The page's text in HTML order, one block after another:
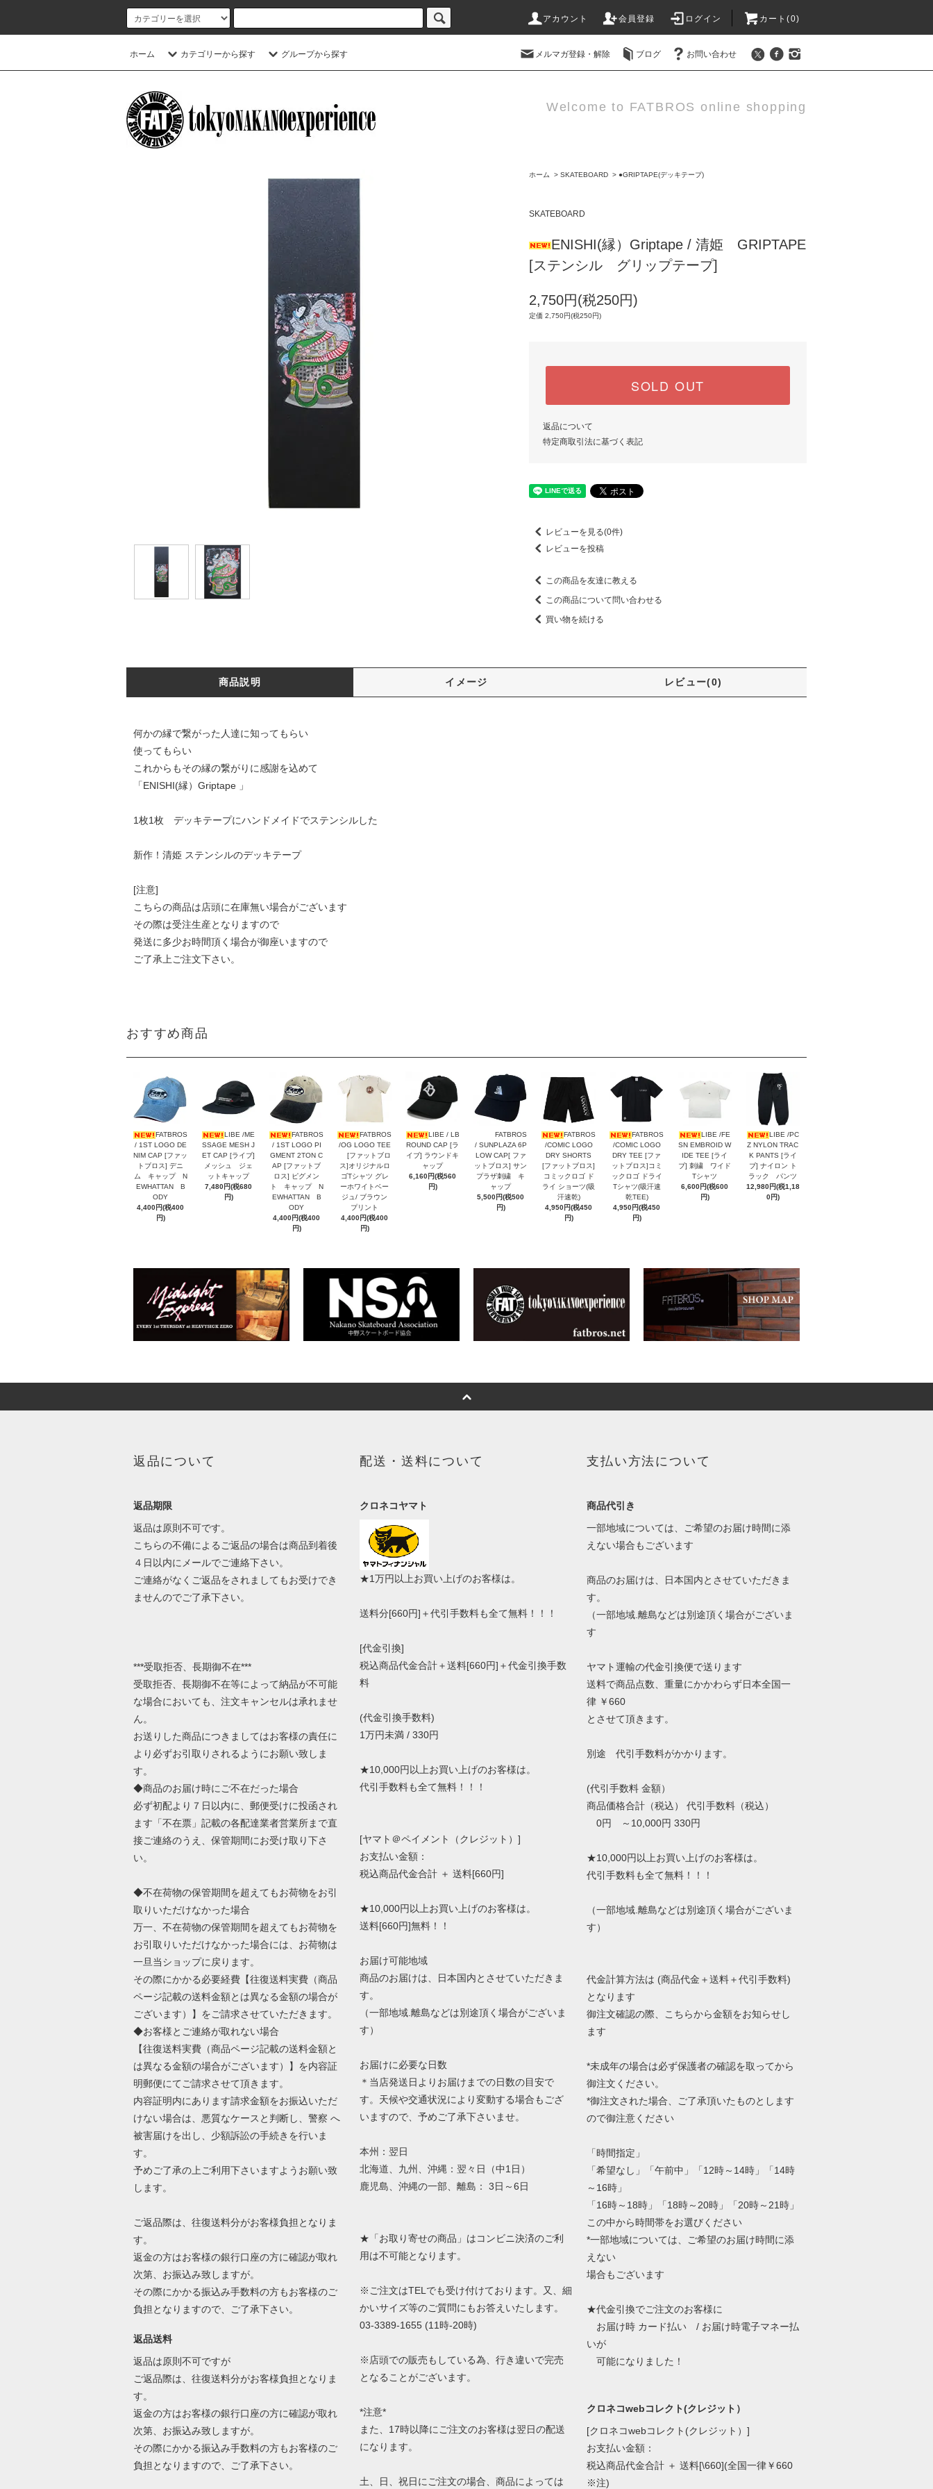
アカウント 会員登録 ログイン カート(0)
ホーム カテゴリーから探す グループから探す メルマガ登録・解除 ブログ お問い合わせ
Welcome to FATBROS online shopping
ホーム > SKATEBOARD > ●GRIPTAPE(デッキテープ)
SKATEBOARD
ENISHI(縁）Griptape / 清姫 GRIPTAPE
[ステンシル グリップテープ]
2,750円(税250円)
定価 2,750円(税250円)
SOLD OUT
返品について
特定商取引法に基づく表記
レビューを見る(0件)
レビューを投稿
この商品を友達に教える
この商品について問い合わせる
買い物を続ける
商品説明 イメージ レビュー(0)
何かの縁で繋がった人達に知ってもらい
使ってもらい
これからもその縁の繋がりに感謝を込めて
「ENISHI(縁）Griptape 」
1枚1枚 デッキテープにハンドメイドでステンシルした
新作！清姫 ステンシルのデッキテープ
[注意]
こちらの商品は店頭に在庫無い場合がございます
その際は受注生産となりますので
発送に多少お時間頂く場合が御座いますので
ご了承上ご注文下さい。
おすすめ商品
FATBROS
/ 1ST LOGO DE
NIM CAP [ファッ
トブロス] デニ
ム キャップ N
EWHATTAN B
ODY
4,400円(税400
円)
LIBE /ME
SSAGE MESH J
ET CAP [ライブ]
メッシュ ジェ
ットキャップ
7,480円(税680
円)
FATBROS
/ 1ST LOGO PI
GMENT 2TON C
AP [ファットブ
ロス] ピグメン
ト キャップ N
EWHATTAN B
ODY
4,400円(税400
円)
FATBROS
/OG LOGO TEE
[ファットブロ
ス]オリジナルロ
ゴTシャツ グレ
ーホワイトベー
ジュ/ ブラウン
プリント
4,400円(税400
円)
LIBE / LB
ROUND CAP [ラ
イブ] ラウンドキ
ャップ
6,160円(税560
円)
FATBROS
/ SUNPLAZA 6P
LOW CAP[ ファ
ットブロス] サン
プラザ刺繍 キ
ャップ
5,500円(税500
円)
FATBROS
/COMIC LOGO
DRY SHORTS
[ファットブロス]
コミックロゴ ド
ライ ショーツ(吸
汗速乾)
4,950円(税450
円)
FATBROS
/COMIC LOGO
DRY TEE [ファ
ットブロス]コミ
ックロゴ ドライ
Tシャツ(吸汗速
乾TEE)
4,950円(税450
円)
LIBE /FE
SN EMBROID W
IDE TEE [ライ
ブ] 刺繍 ワイド
Tシャツ
6,600円(税600
円)
LIBE /PC
Z NYLON TRAC
K PANTS [ライ
ブ] ナイロン ト
ラック パンツ
12,980円(税1,18
0円)
返品について
返品期限
返品は原則不可です。
こちらの不備によるご返品の場合は商品到着後
４日以内にメールでご連絡下さい。
ご連絡がなくご返品をされましてもお受けでき
ませんのでご了承下さい。
***受取拒否、長期御不在***
受取拒否、長期御不在等によって納品が不可能
な場合においても、注文キャンセルは承れませ
ん。
お送りした商品につきましてはお客様の責任に
より必ずお引取りされるようにお願い致しま
す。
◆商品のお届け時にご不在だった場合
必ず初配より７日以内に、郵便受けに投函され
ます「不在票」記載の各配達業者営業所まで直
接ご連絡のうえ、保管期間にお受け取り下さ
い。
◆不在荷物の保管期間を超えてもお荷物をお引
取りいただけなかった場合
万一、不在荷物の保管期間を超えてもお荷物を
お引取りいただけなかった場合には、お荷物は
一旦当ショップに戻ります。
その際にかかる必要経費【往復送料実費（商品
ページ記載の送料金額とは異なる金額の場合が
ございます）】をご請求させていただきます。
◆お客様とご連絡が取れない場合
【往復送料実費（商品ページ記載の送料金額と
は異なる金額の場合がございます）】を内容証
明郵便にてご請求させて頂きます。
内容証明内にあります請求金額をお振込いただ
けない場合は、悪質なケースと判断し、警察 へ
被害届けを出し、少額訴訟の手続きを行いま
す。
予めご了承の上ご利用下さいますようお願い致
します。
ご返品際は、往復送料分がお客様負担となりま
す。
返金の方はお客様の銀行口座の方に確認が取れ
次第、お振込み致しますが。
その際にかかる振込み手数料の方もお客様のご
負担となりますので、ご了承下さい。
返品送料
返品は原則不可ですが
ご返品際は、往復送料分がお客様負担となりま
す。
返金の方はお客様の銀行口座の方に確認が取れ
次第、お振込み致しますが。
その際にかかる振込み手数料の方もお客様のご
負担となりますので、ご了承下さい。
配送・送料について
クロネコヤマト
★1万円以上お買い上げのお客様は。
送料分[660円]＋代引手数料も全て無料！！！
[代金引換]
税込商品代金合計＋送料[660円]＋代金引換手数
料
(代金引換手数料)
1万円未満 / 330円
★10,000円以上お買い上げのお客様は。
代引手数料も全て無料！！！
[ヤマト＠ペイメント（クレジット）]
お支払い金額：
税込商品代金合計 ＋ 送料[660円]
★10,000円以上お買い上げのお客様は。
送料[660円]無料！！
お届け可能地域
商品のお届けは、日本国内とさせていただきま
す。
（一部地域.離島などは別途頂く場合がございま
す）
お届けに必要な日数
＊当店発送日よりお届けまでの日数の目安で
す。天候や交通状況により変動する場合もござ
いますので、予めご了承下さいませ。
本州：翌日
北海道、九州、沖縄：翌々日（中1日）
鹿児島、沖縄の一部、離島： 3日～6日
★「お取り寄せの商品」はコンビニ決済のご利
用は不可能となります。
※ご注文はTELでも受け付けております。又、細
かいサイズ等のご質問にもお答えいたします。
03-3389-1655 (11時-20時)
※店頭での販売もしている為、行き違いで完売
となることがございます。
*注意*
また、17時以降にご注文のお客様は翌日の配送
になります。
土、日、祝日にご注文の場合、商品によっては
支払い方法について
商品代引き
一部地域については、ご希望のお届け時間に添
えない場合もございます
商品のお届けは、日本国内とさせていただきま
す。
（一部地域.離島などは別途頂く場合がございま
す
ヤマト運輸の代金引換便で送ります
送料で商品点数、重量にかかわらず日本全国一
律 ￥660
とさせて頂きます。
別途 代引手数料がかかります。
(代引手数料 金額）
商品価格合計（税込） 代引手数料（税込）
0円 ～10,000円 330円
★10,000円以上お買い上げのお客様は。
代引手数料も全て無料！！！
（一部地域.離島などは別途頂く場合がございま
す）
代金計算方法は (商品代金＋送料＋代引手数料)
となります
御注文確認の際、こちらから金額をお知らせし
ます
*未成年の場合は必ず保護者の確認を取ってから
御注文ください。
*御注文された場合、ご了承頂いたものとします
ので御注意ください
「時間指定」
「希望なし」「午前中」「12時～14時」「14時
～16時」
「16時～18時」「18時～20時」「20時～21時」
この中から時間帯をお選びください
*一部地域については、ご希望のお届け時間に添
えない
場合もございます
★代金引換でご注文のお客様に
お届け時 カード払い / お届け時電子マネー払
いが
可能になりました！
クロネコwebコレクト(クレジット）
[クロネコwebコレクト(クレジット）]
お支払い金額：
税込商品代金合計 ＋ 送料[\660](全国一律￥660
※注)